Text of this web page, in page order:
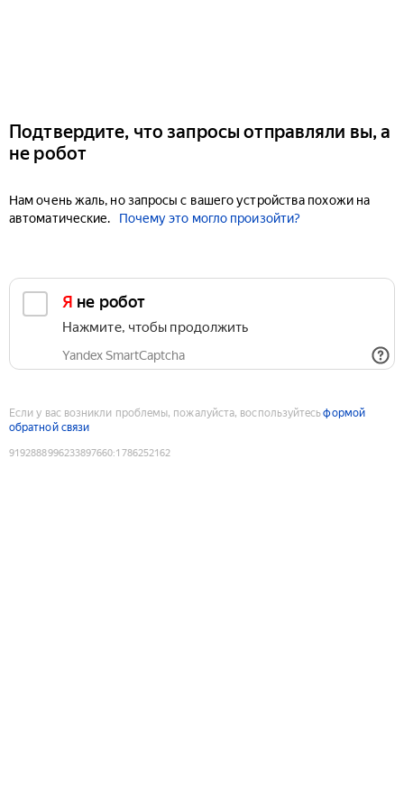
Подтвердите, что запросы отправляли вы, а
не робот
Нам очень жаль, но запросы с вашего устройства похожи на
автоматические.
Почему это могло произойти?
Я не робот
Нажмите, чтобы продолжить
Yandex SmartCaptcha
Если у вас возникли проблемы, пожалуйста, воспользуйтесьформой
обратной связи
9192888996233897660:1786252162